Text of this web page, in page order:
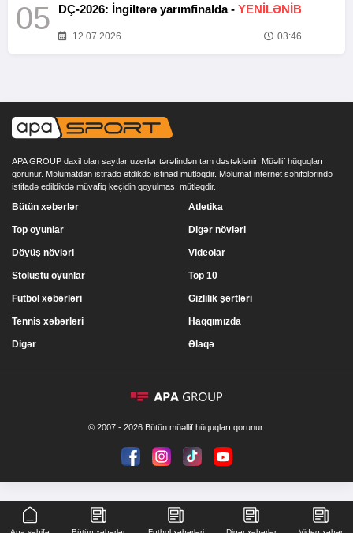
05 DÇ-2026: İngiltərə yarımfinalda - YENİLƏNİB
12.07.2026 03:46
APA GROUP daxil olan saytlar uzerlər tərəfindən tam dəstəklənir. Müəllif hüquqları
qorunur. Məlumatdan istifadə etdikdə istinad mütləqdir. Məlumat internet səhifələrində
istifadə edildikdə müvafiq keçidin qoyulması mütləqdir.
Bütün xəbərlər
Top oyunlar
Döyüş növləri
Stolüstü oyunlar
Atletika
Digər növləri
Videolar
Top 10
Futbol xəbərləri
Tennis xəbərləri
Digər
Gizlilik şərtləri
Haqqımızda
Əlaqə
© 2007 - 2026 Bütün müəllif hüquqları qorunur.